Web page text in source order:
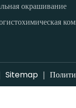
окрашивание
Sitemap ｜